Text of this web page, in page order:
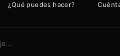
¿Qué puedes hacer?